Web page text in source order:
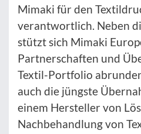
Mimaki für den
verantwortlich. Neben
stützt sich Mimaki
Partnerschaften und
Textil-Portfolio
auch die jüngste
einem Hersteller von
Nachbehandlung von